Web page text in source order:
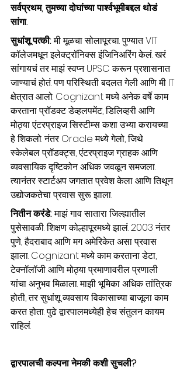
सर्वप्रथम, तुमच्या दोघांच्या पार्श्वभूमीबद्दल थोडं
सांगा.
सुधांशू पत्की: मी मूळचा सोलापूरचा. पुण्यात VIT
कॉलेजमधून इलेक्ट्रॉनिक्स इंजिनिअरिंग केलं. खरं
सांगायचं तर माझं स्वप्न UPSC करून प्रशासनात
जाण्याचं होतं. पण परिस्थिती बदलत गेली आणि मी IT
क्षेत्रात आलो. Cognizant मध्ये अनेक वर्षे काम
करताना प्रॉडक्ट डेव्हलपमेंट, डिलिव्हरी आणि
मोठ्या एंटरप्राइज सिस्टीम्स कशा उभ्या करायच्या
हे शिकलो. नंतर Oracle मध्ये गेलो, जिथे
स्केलेबल प्रॉडक्ट्स, एंटरप्राइज ग्राहक आणि
व्यवसायिक दृष्टिकोन अधिक जवळून समजला.
त्यानंतर स्टार्टअप जगतात प्रवेश केला आणि तिथून
उद्योजकतेचा प्रवास सुरू झाला.
नितीन करंडे: माझं गाव सातारा जिल्ह्यातील
पुसेसावळी. शिक्षण कोल्हापूरमध्ये झालं. 2003 नंतर
पुणे, हैदराबाद आणि मग अमेरिकेत असा प्रवास
झाला. Cognizant मध्ये काम करताना डेटा,
टेक्नॉलॉजी आणि मोठ्या प्रमाणावरील प्रणाली
यांचा अनुभव मिळाला. माझी भूमिका अधिक तांत्रिक
होती, तर सुधांशू व्यवसाय विकासाच्या बाजूला काम
करत होता. पुढे द्वारपालमध्येही हेच संतुलन कायम
राहिलं.
द्वारपालची कल्पना नेमकी कशी सुचली?